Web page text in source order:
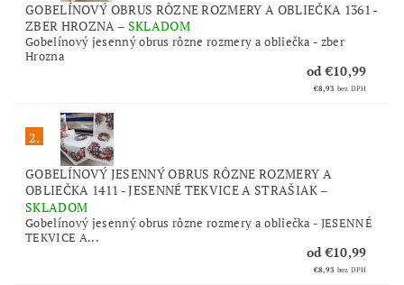
GOBELÍNOVÝ OBRUS RÔZNE ROZMERY A OBLIEČKA 1361 -
ZBER HROZNA – SKLADOM
Gobelínový jesenný obrus rôzne rozmery a obliečka - zber
Hrozna
od €10,99
€8,93 bez DPH
2.
GOBELÍNOVÝ JESENNÝ OBRUS RÔZNE ROZMERY A
OBLIEČKA 1411 - JESENNÉ TEKVICE A STRAŠIAK –
SKLADOM
Gobelínový jesenný obrus rôzne rozmery a obliečka - JESENNÉ
TEKVICE A...
od €10,99
€8,93 bez DPH